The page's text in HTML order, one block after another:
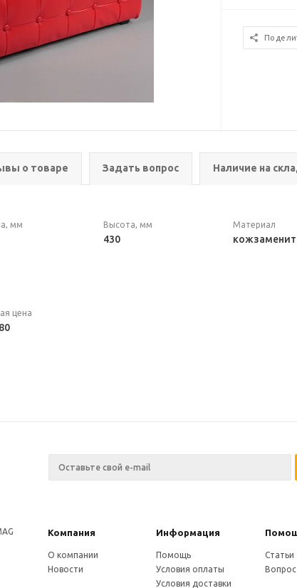
о товаре Задать вопрос Наличие на
мм Высота, мм
430
Материал
цена
Компания Информация
О компании
Новости
Помощь
Условия оплаты
Условия доставки
Статьи